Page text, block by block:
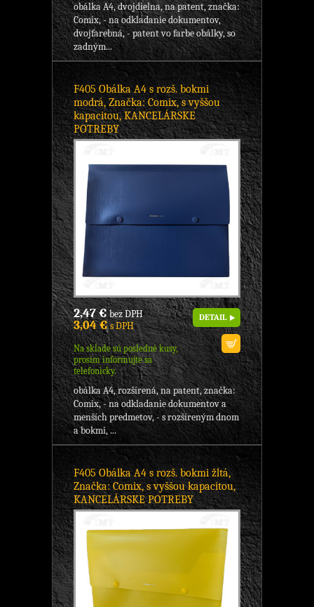
obálka A4, dvojdielna, na patent, značka:
Comix, - na odkladanie dokumentov,
dvojfarebná, - patent vo farbe obálky, so
zadným...
F405 Obálka A4 s rozš. bokmi
modrá, Značka: Comix, s vyššou
kapacitou, KANCELÁRSKE
POTREBY
2,47 €bez DPH
3,04 €s DPH
Na sklade sú posledné kusy,
prosím informujte sa
telefonicky.
DETAIL
obálka A4, rozšírená, na patent, značka:
Comix, - na odkladanie dokumentov a
menších predmetov, - s rozšíreným dnom
a bokmi, ...
F405 Obálka A4 s rozš. bokmi žltá,
Značka: Comix, s vyššou kapacitou,
KANCELÁRSKE POTREBY